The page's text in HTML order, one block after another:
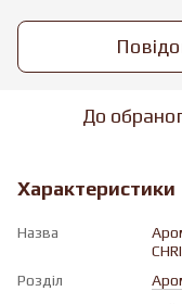
До
Характеристики
Назва
Розділ